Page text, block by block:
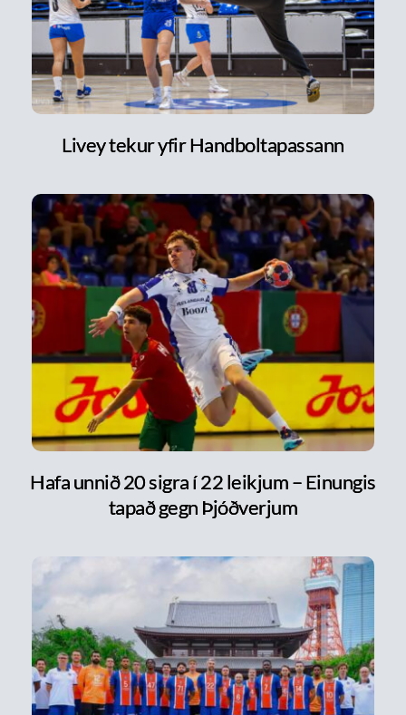
Livey tekur yfir Handboltapassann
Hafa unnið 20 sigra í 22 leikjum – Einungis
tapað gegn Þjóðverjum